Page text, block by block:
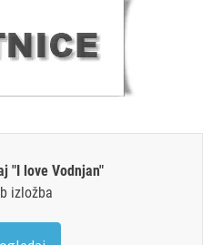
"I love Vodnjan"
izložba